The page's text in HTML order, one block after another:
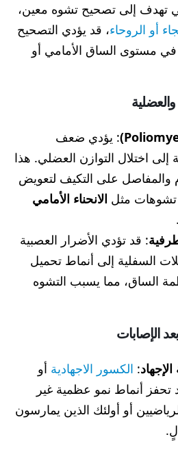
تهدف إلى تصحيح تشوه معين،
أو الروحاء، قد يؤدي التصحيح
في مستوى الساق الأمامي أو
: يؤدي ضعف
اختلال التوازن العضلي. هذا
والمفاصل على التكيف لتعويض
مثل الانحناء الأمامي
.
: قد تؤدي الأضرار العصبية
السفلية إلى أنماط تحميل
الساق، مما يسبب التشوه
: الكسور الاجهادية أو
تحفز أنماط نمو عظمية غير
أو أولئك الذين يمارسون